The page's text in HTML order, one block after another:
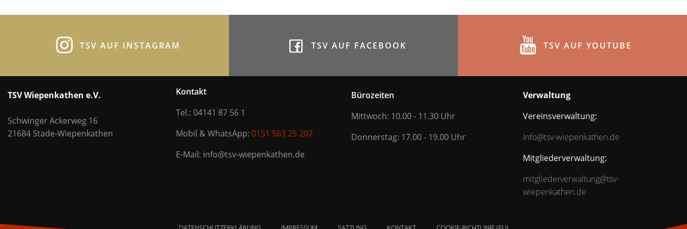
TSV AUF INSTAGRAM TSV AUF FACEBOOK TSV AUF YOUTUBE
TSV Wiepenkathen e.V.
Schwinger Ackerweg 16
21684 Stade-Wiepenkathen
Kontakt
Tel.: 04141 87 56 1
Mobil & WhatsApp: 0151 563 25 207
E-Mail: info@tsv-wiepenkathen.de
Bürozeiten
Mittwoch: 10.00 - 11.30 Uhr
Donnerstag: 17.00 - 19.00 Uhr
Verwaltung
Vereinsverwaltung:
Info@tsv-wiepenkathen.de
Mitgliederverwaltung:
mitgliederverwaltung@tsv-
wiepenkathen.de